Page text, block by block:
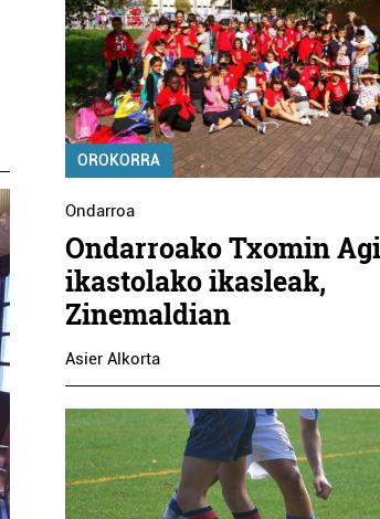
OROKORRA
Ondarroa
Ondarroako Txomin
ikastolako ikasleak,
Zinemaldian
Asier Alkorta